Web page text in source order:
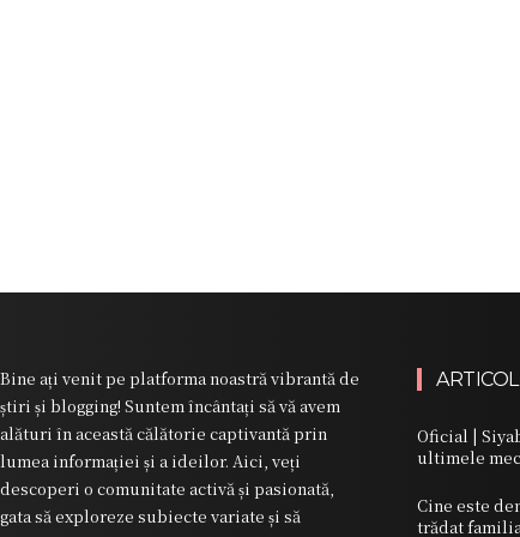
Bine ați venit pe platforma noastră vibrantă de
știri și blogging! Suntem încântați să vă avem
alături în această călătorie captivantă prin
lumea informației și a ideilor. Aici, veți
descoperi o comunitate activă și pasionată,
gata să exploreze subiecte variate și să
Oficial |
ultimele
Cine este
trădat